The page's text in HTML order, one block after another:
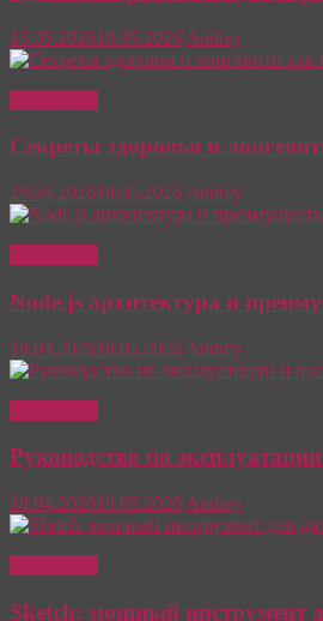
15.05.202618.05.2026 Andrey
Секреты здоровья и
29.04.202618.05.2026 Andrey
Node.js архитектура и
18.04.202618.05.2026 Andrey
Руководство по
18.04.202618.05.2026 Andrey
Sketch: мощный инструмент